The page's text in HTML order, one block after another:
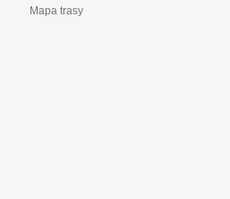
Mapa trasy